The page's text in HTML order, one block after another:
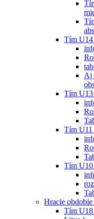
Tím U14
Aj
Tím U13
Tím U11
Tím
Hracie
Tím U18